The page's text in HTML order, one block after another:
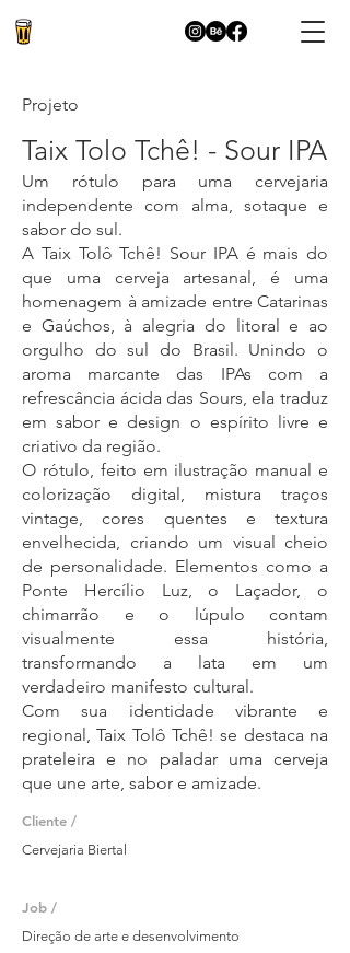
Projeto
Taix Tolo Tchê! - Sour IPA
Um rótulo para uma cervejaria
independente com alma, sotaque e
sabor do sul.
A Taix Tolô Tchê! Sour IPA é mais do
que uma cerveja artesanal, é uma
homenagem à amizade entre Catarinas
e Gaúchos, à alegria do litoral e ao
orgulho do sul do Brasil. Unindo o
aroma marcante das IPAs com a
refrescância ácida das Sours, ela traduz
em sabor e design o espírito livre e
criativo da região.
O rótulo, feito em ilustração manual e
colorização digital, mistura traços
vintage, cores quentes e textura
envelhecida, criando um visual cheio
de personalidade. Elementos como a
Ponte Hercílio Luz, o Laçador, o
chimarrão e o lúpulo contam
visualmente essa história,
transformando a lata em um
verdadeiro manifesto cultural.
Com sua identidade vibrante e
regional, Taix Tolô Tchê! se destaca na
prateleira e no paladar uma cerveja
que une arte, sabor e amizade.
Cliente /
Cervejaria Biertal
Job /
Direção de arte e desenvolvimento